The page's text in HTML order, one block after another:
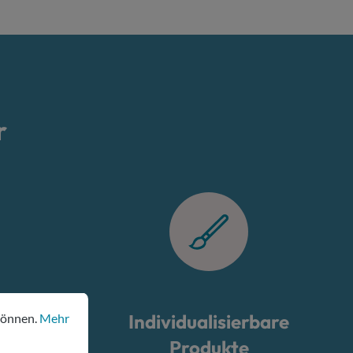
Individualisierbare
Produkte
Mehr Informationen ...
Mehr